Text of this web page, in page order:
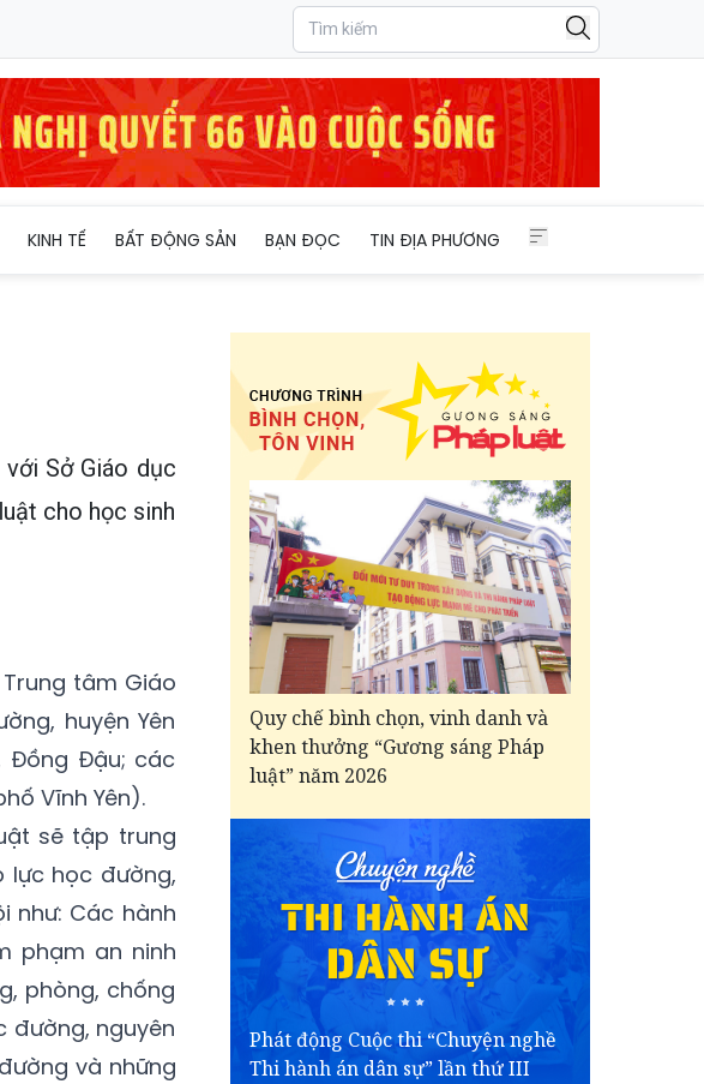
KINH TẾ BẤT ĐỘNG SẢN BẠN ĐỌC TIN ĐỊA PHƯƠNG
Sở Giáo dục
cho học sinh
tâm Giáo
huyện Yên
Đồng Đậu; các
Vĩnh Yên).
sẽ tập trung
lực học đường,
như: Các hành
phạm an ninh
phòng, chống
đường, nguyên
và những
Quy chế bình chọn, vinh danh và
khen thưởng “Gương sáng Pháp
luật” năm 2026
Phát động Cuộc thi “Chuyện nghề
Thi hành án dân sự” lần thứ III